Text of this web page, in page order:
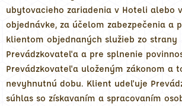
ubytovacieho zariadenia v Hoteli alebo v
objednávke, za účelom zabezpečenia a
klientom objednaných služieb zo strany
Prevádzkovateľa a pre splnenie
Prevádzkovateľa uloženým zákonom a
nevyhnutnú dobu. Klient udeľuje
súhlas so získavaním a spracovaním